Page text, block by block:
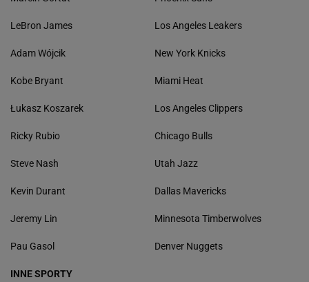
LeBron James
Adam Wójcik
Kobe Bryant
Łukasz Koszarek
Ricky Rubio
Steve Nash
Kevin Durant
Jeremy Lin
Pau Gasol
Los Angeles Leakers
New York Knicks
Miami Heat
Los Angeles Clippers
Chicago Bulls
Utah Jazz
Dallas Mavericks
Minnesota Timberwolves
Denver Nuggets
INNE SPORTY